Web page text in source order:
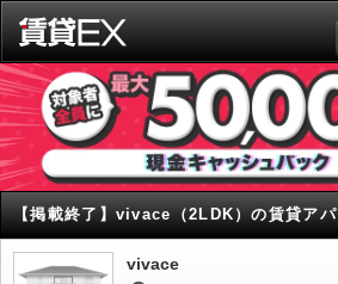
【掲載終了】 vivace（2LDK）の賃貸アパ
vivace